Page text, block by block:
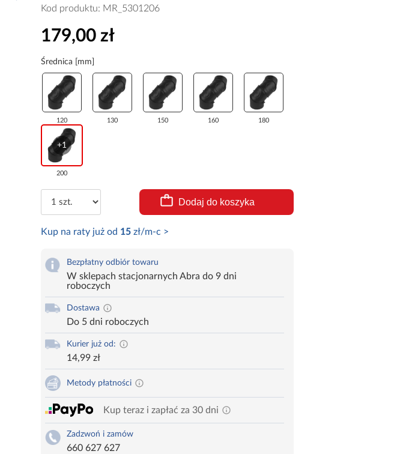
Kod produktu: MR_5301206
179,00 zł
Średnica [mm]
120 130 150 160 180
+1
200
Dodaj do koszyka
Kup na raty już od 15zł/m-c >
Bezpłatny odbiór towaru
W sklepach stacjonarnych Abra do 9 dni
roboczych
Dostawa
Do 5 dni roboczych
Kurier już od:
14,99 zł
Metody płatności
Kup teraz i zapłać za 30 dni
Zadzwoń i zamów
660 627 627